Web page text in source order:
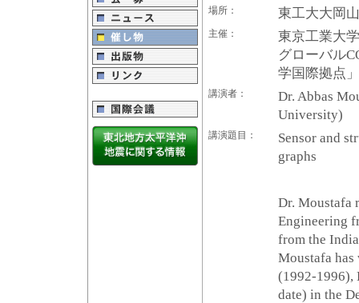
場所：
東工大大岡
主催：
東京工業大
グローバル
学国際拠点」
講演者：
Dr. Abbas
University)
講演題目：
Sensor and
graphs
Dr. Moustafa
Engineering
from the
Moustafa
(1992-1996),
date) in the